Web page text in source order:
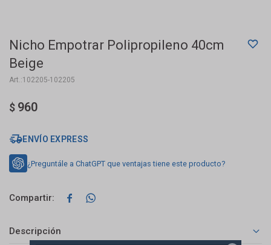
Nicho Empotrar Polipropileno 40cm
Beige
102205-102205
$ 960
ENVÍO EXPRESS
¿Preguntále a ChatGPT que ventajas tiene este producto?
 
Descripción